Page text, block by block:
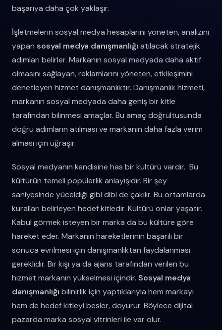
başarıya daha çok yaklaşır.
İşletmelerin sosyal medya hesaplarını yöneten, analizini
yapan sosyal medya danışmanlığı atılacak stratejik
adımları belirler. Markanın sosyal medyada daha aktif
olmasını sağlayan, reklamlarını yöneten, etkileşimini
denetleyen hizmet danışmanlıktır. Danışmanlık hizmeti,
markanın sosyal medyada daha geniş bir kitle
tarafından bilinmesi amaçlar. Bu amaç doğrultusunda
doğru adımların atılması ve markanın daha fazla verim
alması için uğraşır.
Sosyal medyanın kendisine has bir kültürü vardır. Bu
kültürün temeli popülerlik anlayışıdır. Bir şey
saniyesinde yüceldiği gibi dibi de çakılır. Bu ortamlarda
kuralları belirleyen hedef kitledir. Kültürü onlar yaşatır.
Kabul görmek isteyen bir marka da bu kültüre göre
hareket eder. Markanın hareketlerinin başarılı bir
sonuca evrilmesi için danışmanlıktan faydalanması
gereklidir. Bir kişi ya da ajans tarafından verilen bu
hizmet markanın yükselmesi içindir. Sosyal medya
danışmanlığı bilinirlik için yaptıklarıyla hem markayı
hem de hedef kitleyi besler, doyurur. Böylece dijital
pazarda marka sosyal vitrinleri ile var olur.